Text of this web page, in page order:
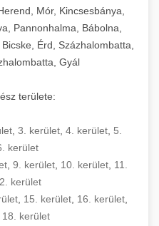
Mór, Kincsesbánya,
Pannonhalma, Bábolna,
Érd, Százhalombatta,
Gyál
területe:
3. kerület 4. kerület 5.
kerület
, 9. kerület, 10. kerület, 11.
kerület
15. kerület 16. kerület
18. kerület